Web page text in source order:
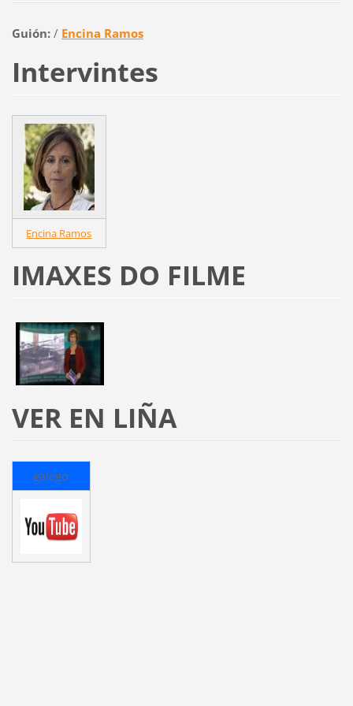
Guión: / Encina Ramos
Intervintes
Encina Ramos
IMAXES DO FILME
VER EN LIÑA
galego